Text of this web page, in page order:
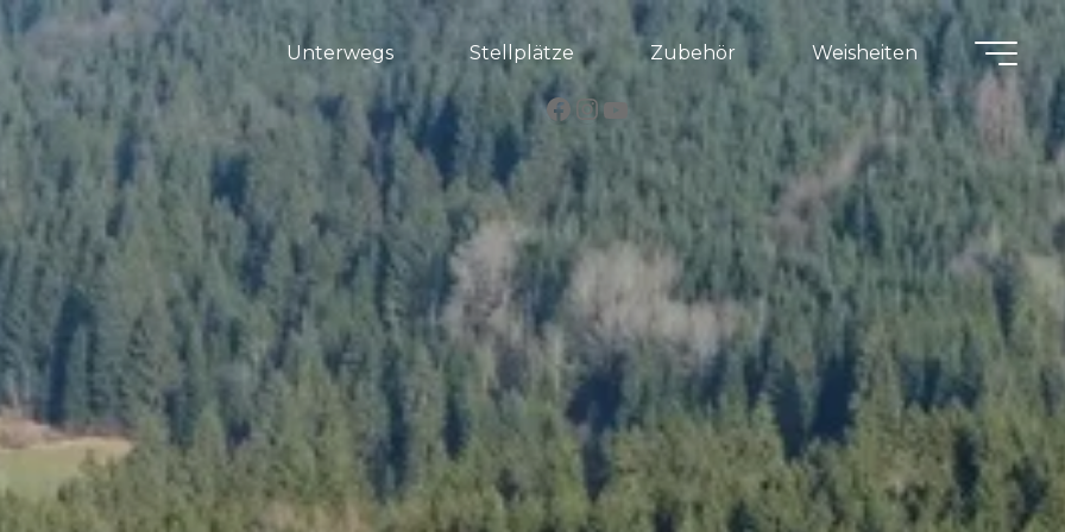
Unterwegs Stellplätze Zubehör Weisheiten
Facebook
Instagram
YouTube